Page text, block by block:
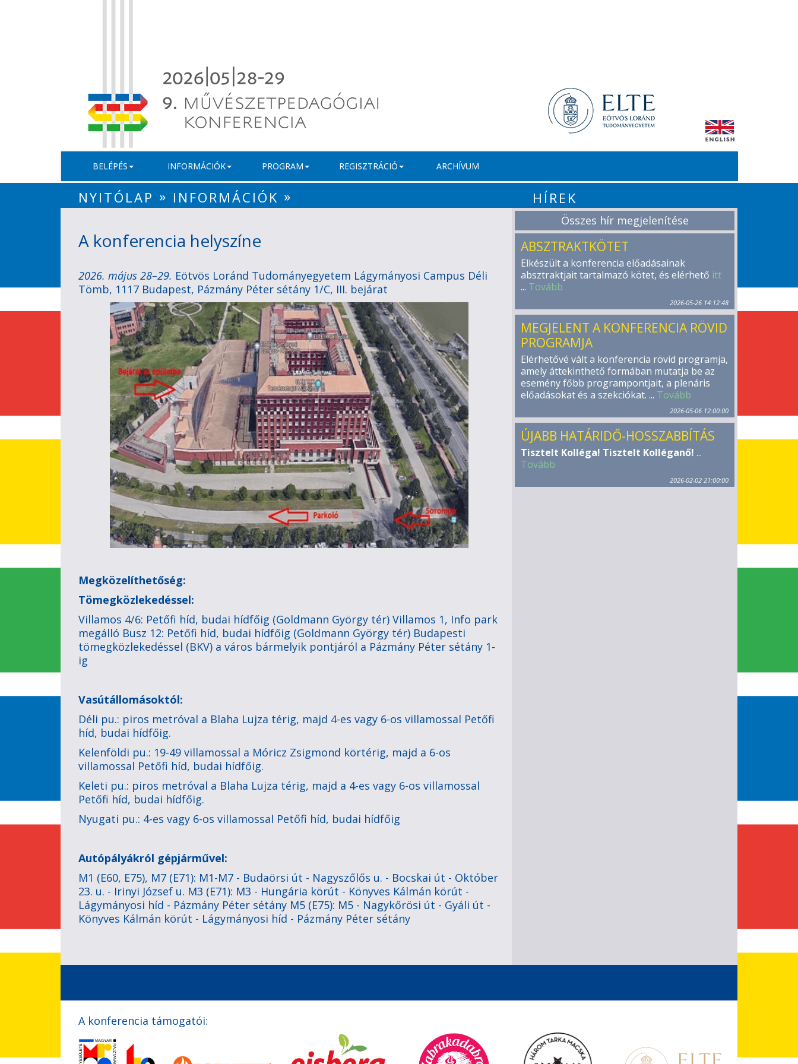
BELÉPÉS INFORMÁCIÓK PROGRAM REGISZTRÁCIÓ ARCHÍVUM
NYITÓLAP » INFORMÁCIÓK » HÍREK
A konferencia helyszíne
2026. május 28–29. Eötvös Loránd Tudományegyetem Lágymányosi Campus Déli
Tömb, 1117 Budapest, Pázmány Péter sétány 1/C, III. bejárat
Megközelíthetőség:
Tömegközlekedéssel:
Villamos 4/6: Petőfi híd, budai hídfőig (Goldmann György tér) Villamos 1, Info park
megálló Busz 12: Petőfi híd, budai hídfőig (Goldmann György tér) Budapesti
tömegközlekedéssel (BKV) a város bármelyik pontjáról a Pázmány Péter sétány 1-
ig
Vasútállomásoktól:
Déli pu.: piros metróval a Blaha Lujza térig, majd 4-es vagy 6-os villamossal Petőfi
híd, budai hídfőig.
Kelenföldi pu.: 19-49 villamossal a Móricz Zsigmond körtérig, majd a 6-os
villamossal Petőfi híd, budai hídfőig.
Keleti pu.: piros metróval a Blaha Lujza térig, majd a 4-es vagy 6-os villamossal
Petőfi híd, budai hídfőig.
Nyugati pu.: 4-es vagy 6-os villamossal Petőfi híd, budai hídfőig
Autópályákról gépjárművel:
M1 (E60, E75), M7 (E71): M1-M7 - Budaörsi út - Nagyszőlős u. - Bocskai út - Október
23. u. - Irinyi József u. M3 (E71): M3 - Hungária körút - Könyves Kálmán körút -
Lágymányosi híd - Pázmány Péter sétány M5 (E75): M5 - Nagykőrösi út - Gyáli út -
Könyves Kálmán körút - Lágymányosi híd - Pázmány Péter sétány
Összes hír megjelenítése
ABSZTRAKTKÖTET
Elkészült a konferencia előadásainak
absztraktjait tartalmazó kötet, és elérhető itt
... Tovább
2026-05-26 14:12:48
MEGJELENT A KONFERENCIA RÖVID
PROGRAMJA
Elérhetővé vált a konferencia rövid programja,
amely áttekinthető formában mutatja be az
esemény főbb programpontjait, a plenáris
előadásokat és a szekciókat. ... Tovább
2026-05-06 12:00:00
ÚJABB HATÁRIDŐ-HOSSZABBÍTÁS
Tisztelt Kolléga! Tisztelt Kolléganő! ...
Tovább
2026-02-02 21:00:00
A konferencia támogatói: